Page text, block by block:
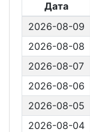
Дата
2026-08-09
2026-08-08
2026-08-07
2026-08-06
2026-08-05
2026-08-04